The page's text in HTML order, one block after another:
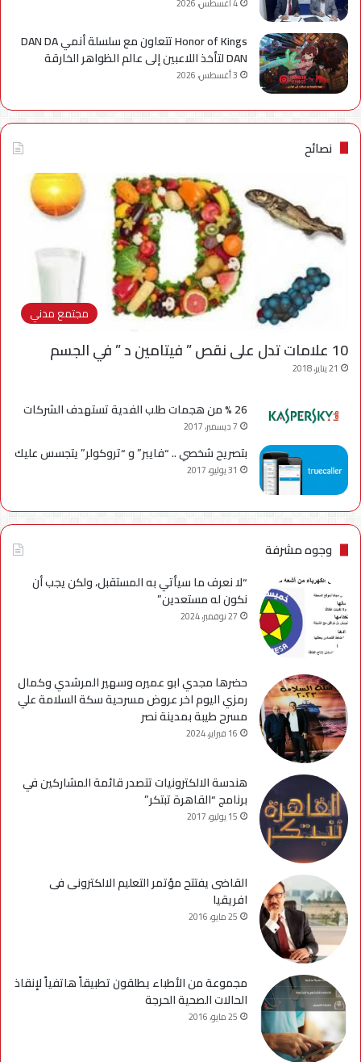
Honor of Kings تتعاون مع سلسلة أنمي DAN DA
DAN لتأخذ اللاعبين إلى عالم الظواهر الخارقة
3 أغسطس، 2026
نصائح
مجتمع مدني
10 علامات تدل على نقص ” فيتامين د ” في الجسم
21 يناير، 2018
26 % من هجمات طلب الفدية تستهدف الشركات
7 ديسمبر، 2017
بتصريح شخصي .. “فايبر” و “تروكولر” يتجسس عليك
31 يوليو، 2017
وجوه مشرفة
“لا نعرف ما سيأتي به المستقبل، ولكن يجب أن
نكون له مستعدين”
27 نوفمبر، 2024
حضرها مجدي ابو عميره وسهير المرشدي وكمال
رمزي اليوم اخر عروض مسرحية سكة السلامة علي
مسرح طيبة بمدينة نصر
16 فبراير، 2024
هندسة الالكترونيات تتصدر قائمة المشاركين في
برنامج “القاهرة تبتكر”
15 يوليو، 2017
القاضى يفتتح مؤتمر التعليم الالكترونى فى
افريقيا
25 مايو، 2016
مجموعة من الأطباء يطلقون تطبيقاً هاتفياً لإنقاذ
الحالات الصحية الحرجة
25 مايو، 2016